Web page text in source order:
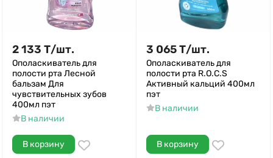
2 133 Т/шт.
Ополаскиватель для
полости рта Лесной
бальзам Для
чувствительных зубов
400мл пэт
В наличии
В корзину
3 065Т/шт.
Ополаскиватель для
полости рта R.O.C.S
Активный кальций 400мл
пэт
В наличии
В корзину